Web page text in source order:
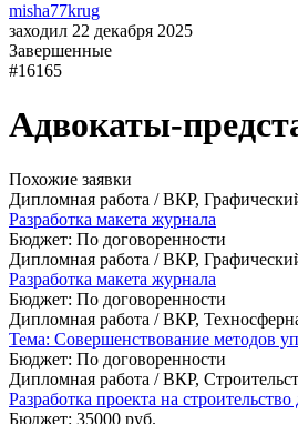
misha77krug
заходил 22 декабря 2025
Завершенные
#16165
Адвокаты-
Похожие заявки
Дипломная работа / ВКР,
Разработка макета журнала
Бюджет: По договоренности
Дипломная работа / ВКР,
Разработка макета журнала
Бюджет: По договоренности
Дипломная работа / ВКР,
Тема: Совершенствование методов
Бюджет: По договоренности
Дипломная работа / ВКР,
Разработка проекта на
Бюджет: 35000 руб.